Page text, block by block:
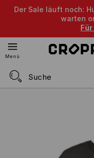
Der Sale läuft noch:
warten
Für
Menü